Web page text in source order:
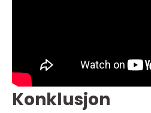
Konklusjon